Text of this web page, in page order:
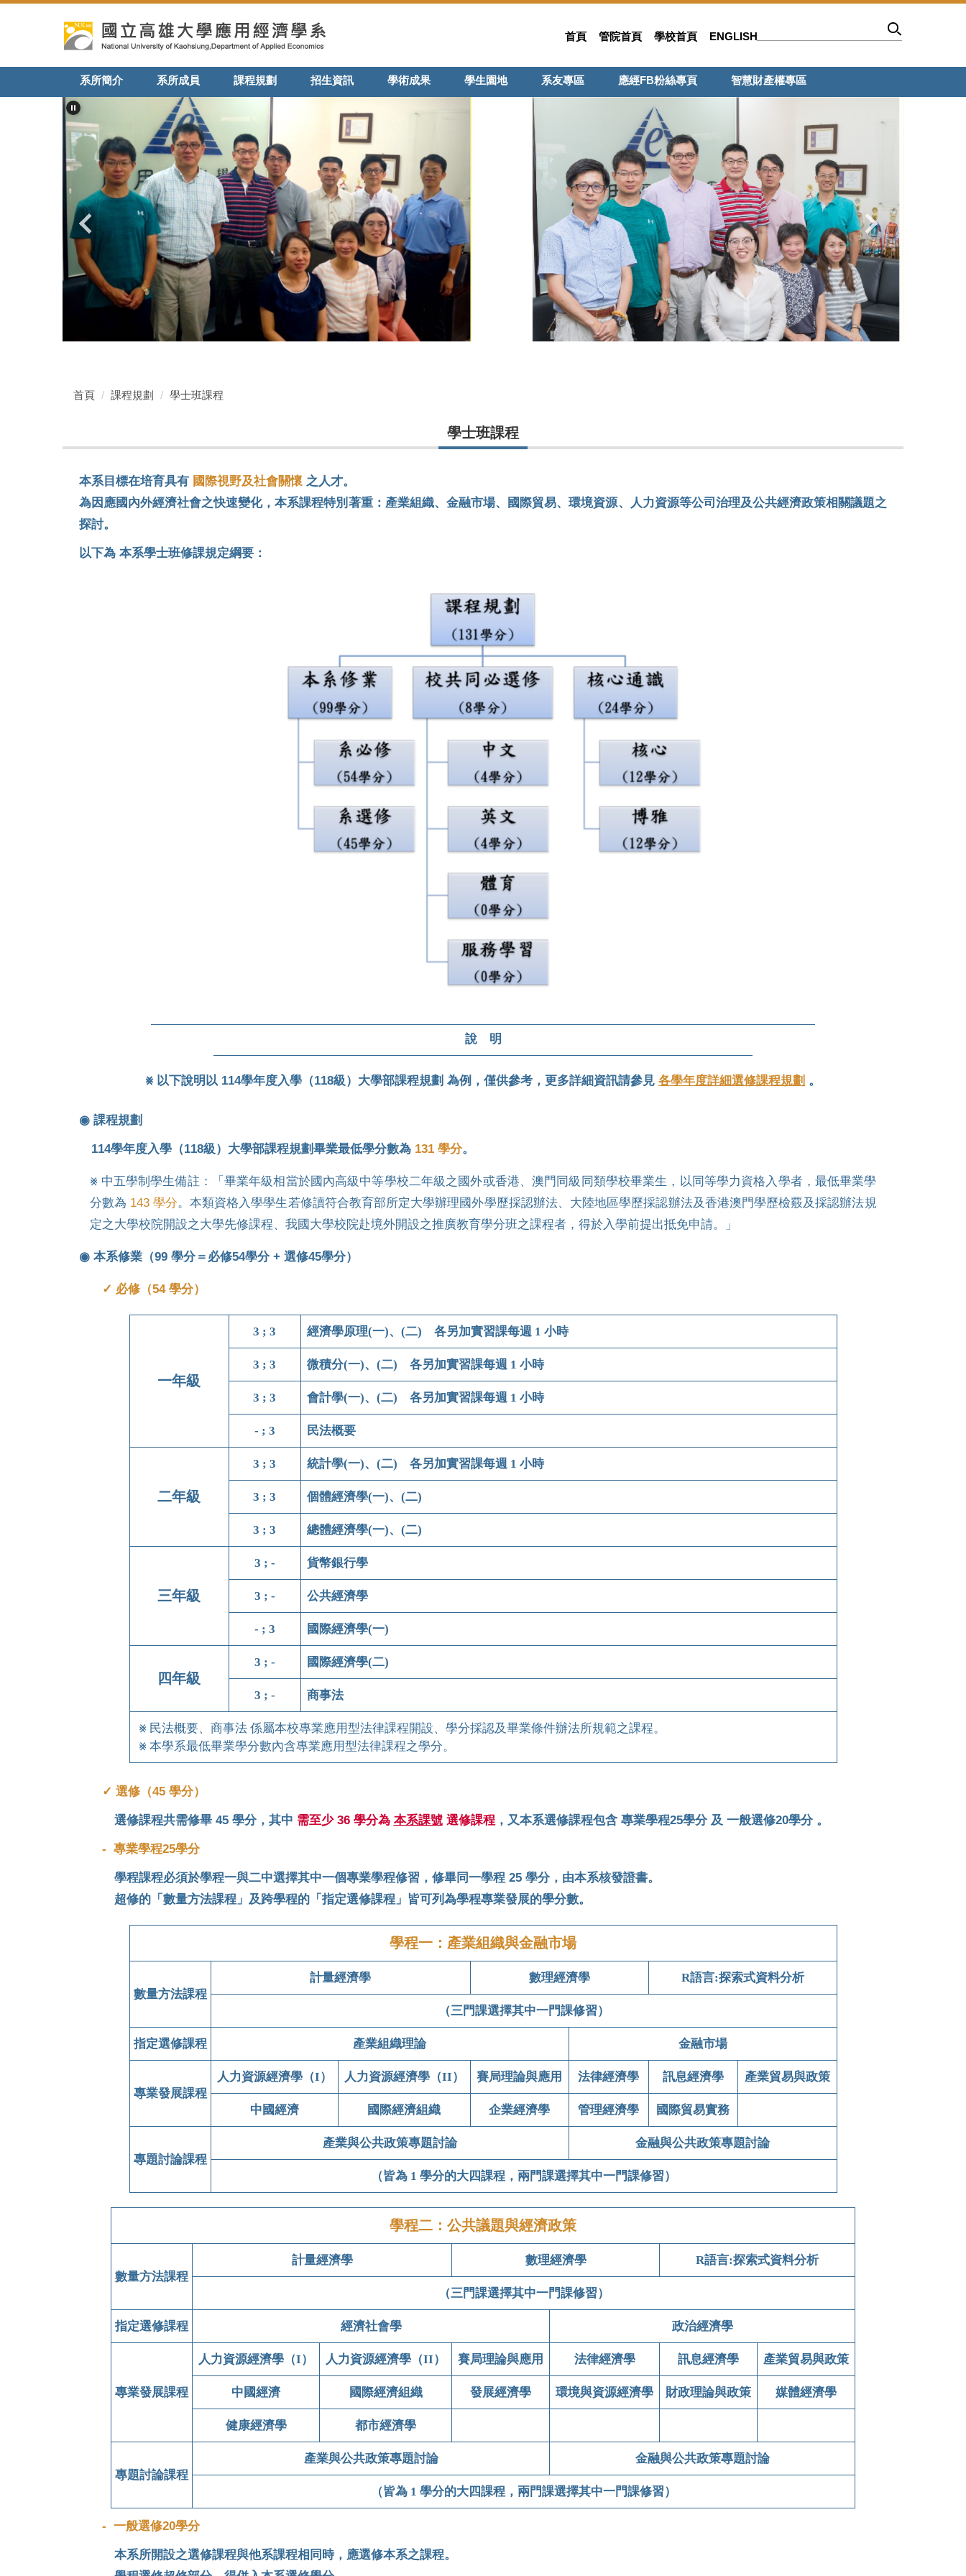
首頁 管院首頁 學校首頁 ENGLISH
系所簡介 系所成員 課程規劃 招生資訊 學術成果 學生園地 系友專區 應經FB粉絲專頁 智慧財產權專區
首頁 課程規劃 學士班課程
學士班課程
本系目標在培育具有 國際視野及社會關懷 之人才。
為因應國內外經濟社會之快速變化，本系課程特別著重：產業組織、金融市場、國際貿易、環境資源、人力資源等公司治理及公共經濟政策相關議題之
探討。
以下為 本系學士班修課規定綱要：
說 明
⨳ 以下說明以 114學年度入學（118級）大學部課程規劃 為例，僅供參考，更多詳細資訊請參見 各學年度詳細選修課程規劃 。
◉ 課程規劃
114學年度入學（118級）大學部課程規劃畢業最低學分數為 131 學分。
⨳ 中五學制學生備註：「畢業年級相當於國內高級中等學校二年級之國外或香港、澳門同級同類學校畢業生，以同等學力資格入學者，最低畢業學
分數為 143 學分。本類資格入學學生若修讀符合教育部所定大學辦理國外學歷採認辦法、大陸地區學歷採認辦法及香港澳門學歷檢覈及採認辦法規
定之大學校院開設之大學先修課程、我國大學校院赴境外開設之推廣教育學分班之課程者，得於入學前提出抵免申請。」
◉ 本系修業（99 學分＝必修54學分 + 選修45學分）
✓ 必修（54 學分）
一年級
3 ; 3 經濟學原理(一)、(二) 各另加實習課每週 1 小時
3 ; 3 微積分(一)、(二) 各另加實習課每週 1 小時
3 ; 3 會計學(一)、(二) 各另加實習課每週 1 小時
- ; 3 民法概要
二年級
3 ; 3 統計學(一)、(二) 各另加實習課每週 1 小時
3 ; 3 個體經濟學(一)、(二)
3 ; 3 總體經濟學(一)、(二)
三年級
3 ; - 貨幣銀行學
3 ; - 公共經濟學
- ; 3 國際經濟學(一)
四年級
3 ; - 國際經濟學(二)
3 ; - 商事法
⨳ 民法概要、商事法 係屬本校專業應用型法律課程開設、學分採認及畢業條件辦法所規範之課程。
⨳ 本學系最低畢業學分數內含專業應用型法律課程之學分。
✓ 選修（45 學分）
選修課程共需修畢 45 學分，其中 需至少 36 學分為 本系課號選修課程，又本系選修課程包含 專業學程25學分 及 一般選修20學分 。
- 專業學程25學分
學程課程必須於學程一與二中選擇其中一個專業學程修習，修畢同一學程 25 學分，由本系核發證書。
超修的「數量方法課程」及跨學程的「指定選修課程」皆可列為學程專業發展的學分數。
學程一：產業組織與金融市場
數量方法課程
計量經濟學 數理經濟學 R語言:探索式資料分析
（三門課選擇其中一門課修習）
指定選修課程 產業組織理論 金融市場
專業發展課程
人力資源經濟學（I） 人力資源經濟學（II） 賽局理論與應用 法律經濟學 訊息經濟學 產業貿易與政策
中國經濟 國際經濟組織 企業經濟學 管理經濟學 國際貿易實務
專題討論課程
產業與公共政策專題討論 金融與公共政策專題討論
（皆為 1 學分的大四課程，兩門課選擇其中一門課修習）
學程二：公共議題與經濟政策
數量方法課程
計量經濟學 數理經濟學 R語言:探索式資料分析
（三門課選擇其中一門課修習）
指定選修課程 經濟社會學 政治經濟學
專業發展課程
人力資源經濟學（I） 人力資源經濟學（II） 賽局理論與應用 法律經濟學 訊息經濟學 產業貿易與政策
中國經濟 國際經濟組織 發展經濟學 環境與資源經濟學 財政理論與政策 媒體經濟學
健康經濟學 都市經濟學
專題討論課程
產業與公共政策專題討論 金融與公共政策專題討論
（皆為 1 學分的大四課程，兩門課選擇其中一門課修習）
- 一般選修20學分
本系所開設之選修課程與他系課程相同時，應選修本系之課程。